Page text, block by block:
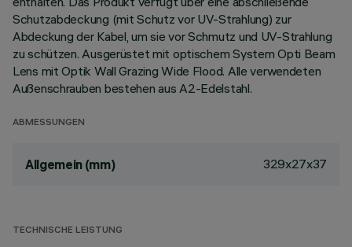
Schutzabdeckung (mit Schutz vor UV-Strahlung) zur
Abdeckung der Kabel, um sie vor Schmutz und UV-Strahlung
zu schützen. Ausgerüstet mit optischem System Opti Beam
Lens mit Optik Wall Grazing Wide Flood. Alle verwendeten
Außenschrauben bestehen aus A2-Edelstahl.
ABMESSUNGEN
Allgemein (mm) 329x27x37
TECHNISCHE LEISTUNG